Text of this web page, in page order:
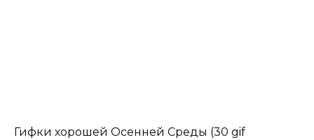
Гифки хорошей Осенней Среды (30 gif